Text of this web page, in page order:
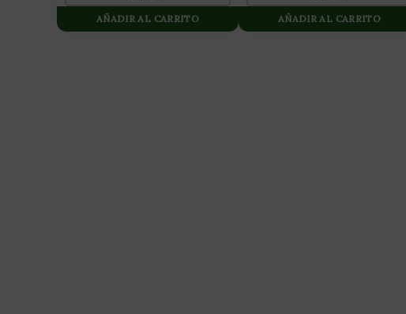
AÑADIR AL CARRITO AÑADIR AL CARRITO